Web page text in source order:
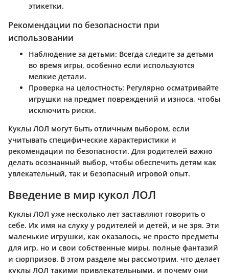
этикетки.
Рекомендации по безопасности при
использовании
Наблюдение за детьми: Всегда следите за детьми
во время игры, особенно если используются
мелкие детали.
Проверка на целостность: Регулярно осматривайте
игрушки на предмет повреждений и износа, чтобы
исключить риски.
Куклы ЛОЛ могут быть отличным выбором, если
учитывать специфические характеристики и
рекомендации по безопасности. Для родителей важно
делать осознанный выбор, чтобы обеспечить детям как
увлекательный, так и безопасный игровой опыт.
Введение в мир кукол ЛОЛ
Куклы ЛОЛ уже несколько лет заставляют говорить о
себе. Их имя на слуху у родителей и детей, и не зря. Эти
маленькие игрушки, как оказалось, не просто предметы
для игр, но и свои собственные миры, полные фантазий
и сюрпризов. В этом разделе мы рассмотрим, что делает
куклы ЛОЛ такими привлекательными, и почему они